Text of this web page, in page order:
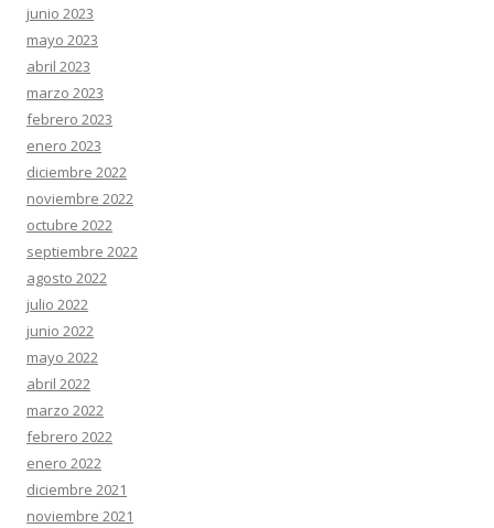
junio 2023
mayo 2023
abril 2023
marzo 2023
febrero 2023
enero 2023
diciembre 2022
noviembre 2022
octubre 2022
septiembre 2022
agosto 2022
julio 2022
junio 2022
mayo 2022
abril 2022
marzo 2022
febrero 2022
enero 2022
diciembre 2021
noviembre 2021